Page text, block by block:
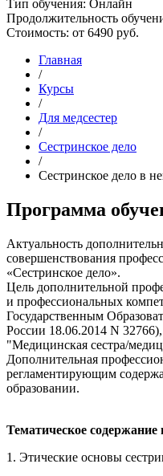
Тип обучения: Онлайн
Продолжительность
Стоимость: от 6490 руб.
Главная
/
Курсы
/
Для медсестер
/
Сестринское дело
/
Сестринское дело в
Программа
Актуальность
совершенствования
«Сестринское дело».
Цель дополнительной
и профессиональных
Государственным
России 18.06.2014 N
"Медицинская сестра/
Дополнительная
регламентирующим
образовании.
Тематическое
1. Этические основы